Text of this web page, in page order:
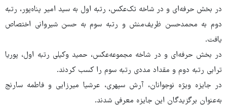
در بخش حرفه‌ای و در شاخه تک‌عکس، رتبه اول به سید امیر پناه‌پور، رتبه
دوم به محمدحسن ظریف‌منش و رتبه سوم به حسن شیروانی اختصاص
یافت.
در بخش حرفه‌ای و در شاخه مجموعه‌عکس، حمید وکیلی رتبه اول، پوریا
ترابی رتبه دوم و مقداد مددی رتبه سوم را کسب کردند.
در جایزه ویژه نوجوانان، آرش سپهری، عرشیا میرزایی و فاطمه سارنج
به‌عنوان برگزیدگان این جایزه معرفی شدند.